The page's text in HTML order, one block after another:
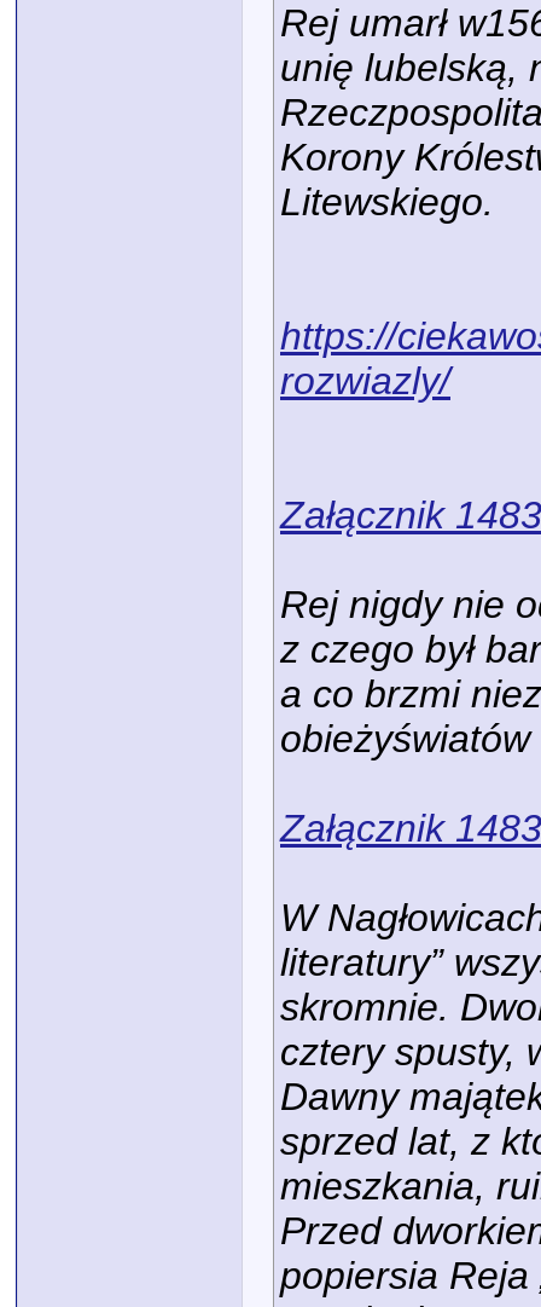
Rej umarł
unię lubelską,
Korony
Litewskiego.
https://
rozwiazly/
Załącznik
Rej nigdy nie
z czego był
a co brzmi
obieżyświatów
Załącznik
W
literatury”
skromnie.
cztery spusty,
Dawny
sprzed lat, z
mieszkania,
Przed
popiersia Reja